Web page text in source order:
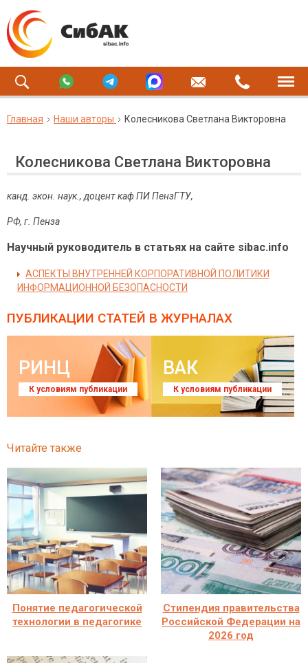
Главная Наши авторы Колесникова Светлана Викторовна
Колесникова Светлана Викторовна
канд. экон. наук., доцент каф ПИ ПензГТУ,
РФ, г. Пенза
Научный руководитель в статьях на сайте sibac.info
АСПЕКТЫ ВНУТРЕННЕЙ КОРПОРАТИВНОЙ ПОЛИТИКИ
ИНФОРМАЦИОННОЙ БЕЗОПАСНОСТИ
ПУБЛИКАЦИИ СТАТЕЙ В ЖУРНАЛАХ
РИНЦ
К условиям публикации
ВАК
К условиям публикации
Читайте также
Понятие педагогической
технологии в педагогике
Стипендия правительства
Российской Федерации на
2026 год